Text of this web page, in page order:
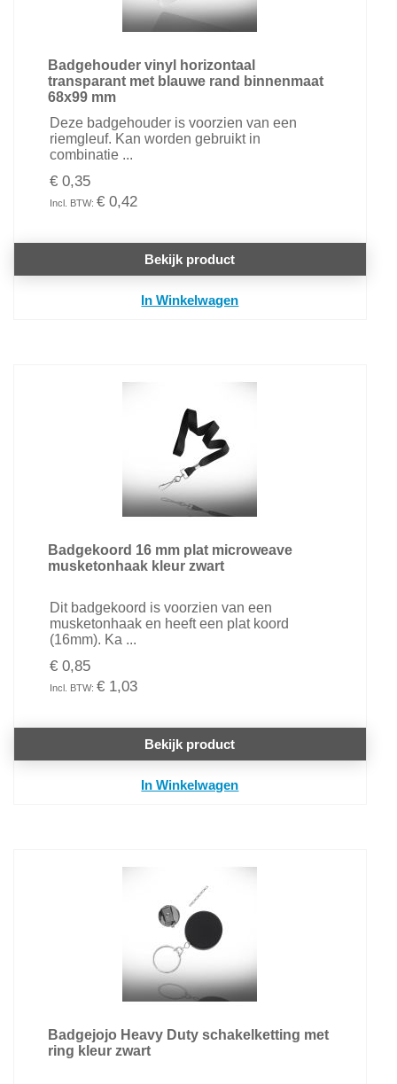
Badgehouder vinyl horizontaal
transparant met blauwe rand binnenmaat
68x99 mm
Deze badgehouder is voorzien van een
riemgleuf. Kan worden gebruikt in
combinatie ...
€ 0,35
€ 0,42
Bekijk product
In Winkelwagen
Badgekoord 16 mm plat microweave
musketonhaak kleur zwart
Dit badgekoord is voorzien van een
musketonhaak en heeft een plat koord
(16mm). Ka ...
€ 0,85
€ 1,03
Bekijk product
In Winkelwagen
Badgejojo Heavy Duty schakelketting met
ring kleur zwart